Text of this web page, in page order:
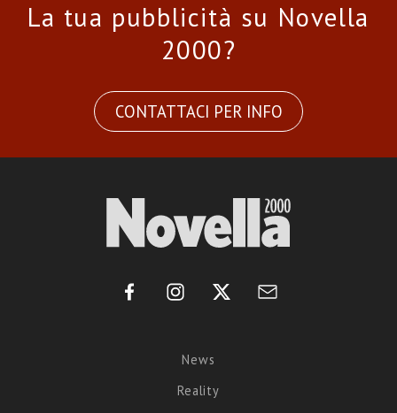
La tua pubblicità su Novella
2000?
CONTATTACI PER INFO
News
Reality